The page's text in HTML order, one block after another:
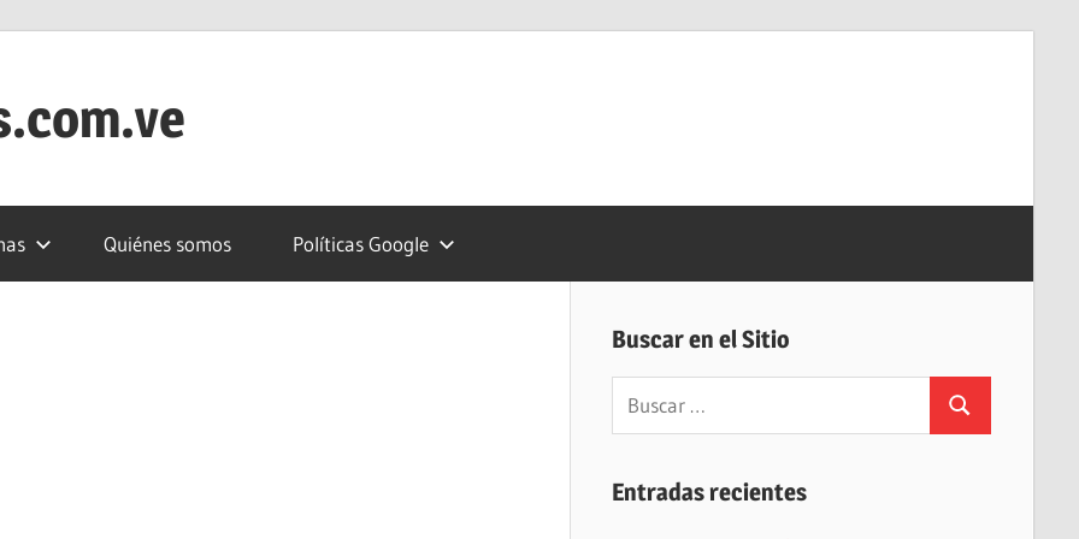
Quiénes somos Políticas Google
Buscar en el Sitio
Buscar:
Buscar
Entradas recientes